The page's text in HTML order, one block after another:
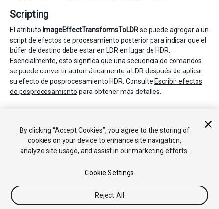
Scripting
El atributo ImageEffectTransformsToLDRse puede agregar a un
script de efectos de procesamiento posterior para indicar que el
búfer de destino debe estar en LDR en lugar de HDR.
Esencialmente, esto significa que una secuencia de comandos
se puede convertir automáticamente a LDR después de aplicar
su efecto de posprocesamiento HDR. Consulte Escribir efectos
de posprocesamiento para obtener más detalles.
HDR Color Picker.
By clicking “Accept Cookies”, you agree to the storing of
cookies on your device to enhance site navigation,
analyze site usage, and assist in our marketing efforts.
Cookie Settings
Reject All